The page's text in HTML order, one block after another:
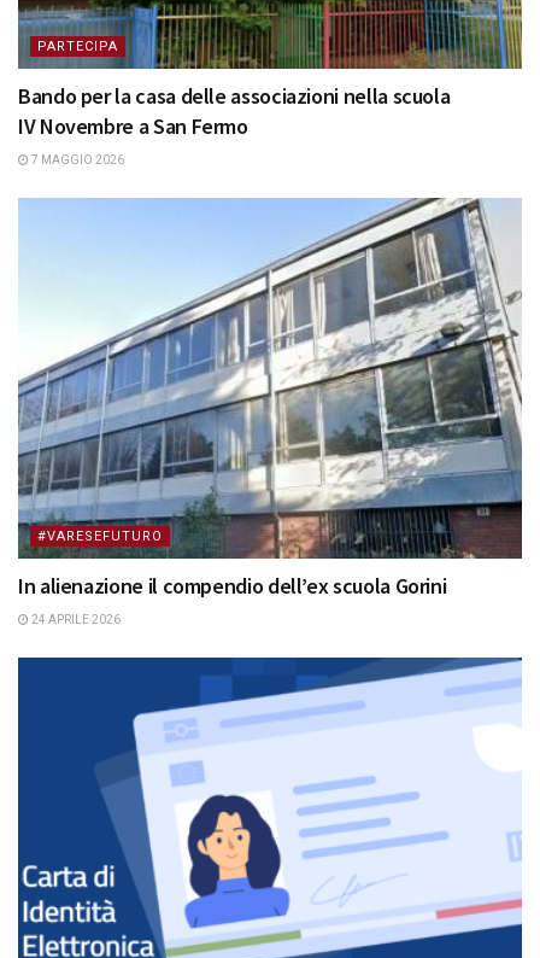
PARTECIPA
Bando per la casa delle associazioni nella scuola
IV Novembre a San Fermo
7 MAGGIO 2026
#VARESEFUTURO
In alienazione il compendio dell’ex scuola Gorini
24 APRILE 2026